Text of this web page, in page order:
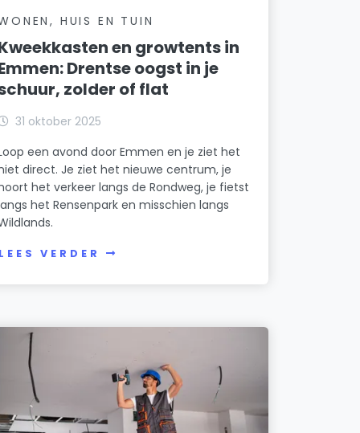
HUIS EN TUIN
en growtents in
Drentse oogst in je
zolder of flat
31 oktober 2025
een avond door Emmen en je ziet het
direct. Je ziet het nieuwe centrum, je
het verkeer langs de Rondweg, je fietst
het Rensenpark en misschien langs
VERDER